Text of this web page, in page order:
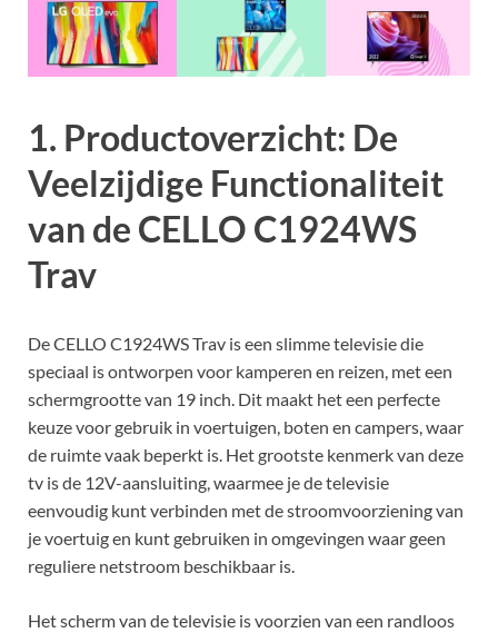
1. Productoverzicht: De
Veelzijdige Functionaliteit
van de CELLO C1924WS
Trav
De CELLO C1924WS Trav is een slimme televisie die
speciaal is ontworpen voor kamperen en reizen, met een
schermgrootte van 19 inch. Dit maakt het een perfecte
keuze voor gebruik in voertuigen, boten en campers, waar
de ruimte vaak beperkt is. Het grootste kenmerk van deze
tv is de 12V-aansluiting, waarmee je de televisie
eenvoudig kunt verbinden met de stroomvoorziening van
je voertuig en kunt gebruiken in omgevingen waar geen
reguliere netstroom beschikbaar is.
Het scherm van de televisie is voorzien van een randloos